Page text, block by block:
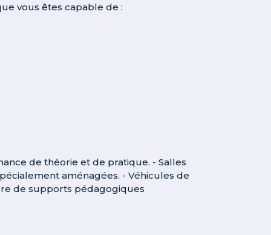
vous êtes capable de :
de théorie et de pratique. - Salles
aménagées. - Véhicules de
de supports pédagogiques